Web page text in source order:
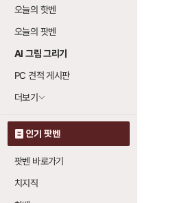
오늘의 핫벤
오늘의 팟벤
AI 그림 그리기
PC 견적 게시판
더보기
인기 팟벤
팟벤 바로가기
치지직